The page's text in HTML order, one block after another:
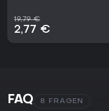
19,79 €
2,77 €
FAQ 8 FRAGEN